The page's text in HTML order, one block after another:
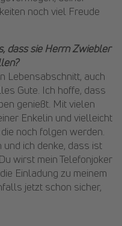
noch viel Freude
dass sie Herrn Zwiebler
Lebensabschnitt, auch
Gute. Ich hoffe, dass
genießt. Mit vielen
Enkelin und vielleicht
noch folgen werden.
ich denke, dass ist
wirst mein Telefonjoker
Einladung zu meinem
jetzt schon sicher,